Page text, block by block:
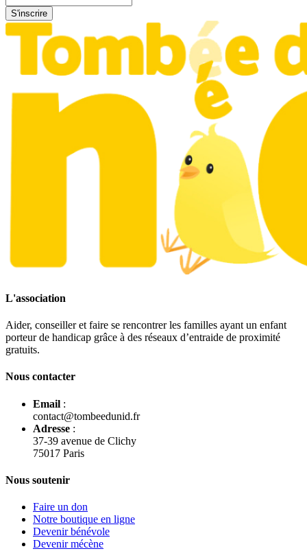
L'association
Aider, conseiller et faire se rencontrer les familles ayant un enfant
porteur de handicap grâce à des réseaux d’entraide de proximité
gratuits.
Nous contacter
Email :
contact@tombeedunid.fr
Adresse :
37-39 avenue de Clichy
75017 Paris
Nous soutenir
Faire un don
Notre boutique en ligne
Devenir bénévole
Devenir mécène